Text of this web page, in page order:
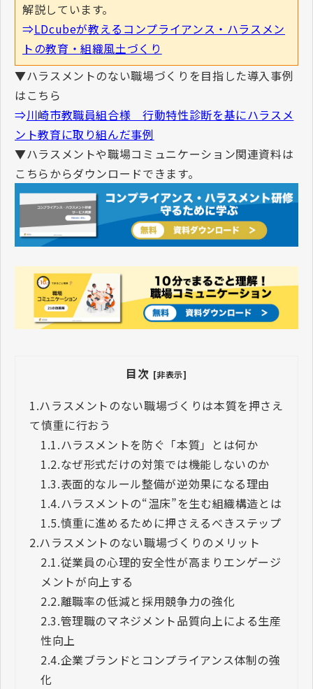
解説しています。
⇒LDcubeが教えるコンプライアンス・ハラスメン
トの教育・組織風土づくり
▼ハラスメントのない職場づくりを目指した導入事例
はこちら
⇒川崎市教職員組合様 行動特性診断を基にハラスメ
ント教育に取り組んだ事例
▼ハラスメントや職場コミュニケーション関連資料は
こちらからダウンロードできます。
目次 [非表示]
1.ハラスメントのない職場づくりは本質を押さえ
て慎重に行おう
1.1.ハラスメントを防ぐ「本質」とは何か
1.2.なぜ形式だけの対策では機能しないのか
1.3.表面的なルール整備が逆効果になる理由
1.4.ハラスメントの“温床”を生む組織構造とは
1.5.慎重に進めるために押さえるべきステップ
2.ハラスメントのない職場づくりのメリット
2.1.従業員の心理的安全性が高まりエンゲージ
メントが向上する
2.2.離職率の低減と採用競争力の強化
2.3.管理職のマネジメント品質向上による生産
性向上
2.4.企業ブランドとコンプライアンス体制の強
化